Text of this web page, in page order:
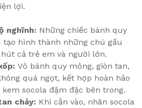
lợi.
nghĩnh: Những chiếc bánh quy
tạo hình thành những chú gấu
cả trẻ em và người lớn.
Vỏ bánh quy mỏng, giòn tan,
quá ngọt, kết hợp hoàn hảo
socola đậm đặc bên trong.
chảy: Khi cắn vào, nhân socola